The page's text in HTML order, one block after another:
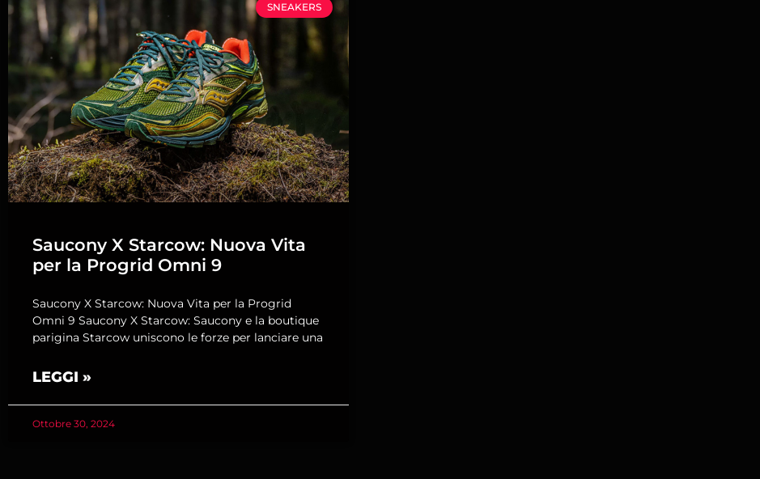
SNEAKERS
Saucony X Starcow: Nuova Vita
per la Progrid Omni 9
Saucony X Starcow: Nuova Vita per la Progrid
Omni 9 Saucony X Starcow: Saucony e la boutique
parigina Starcow uniscono le forze per lanciare una
LEGGI »
Ottobre 30, 2024